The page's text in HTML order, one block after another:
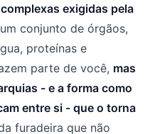
exigidas pela
conjunto de órgãos,
proteínas e
parte de você, mas
- e a forma como
entre si - que o torna
furadeira que não